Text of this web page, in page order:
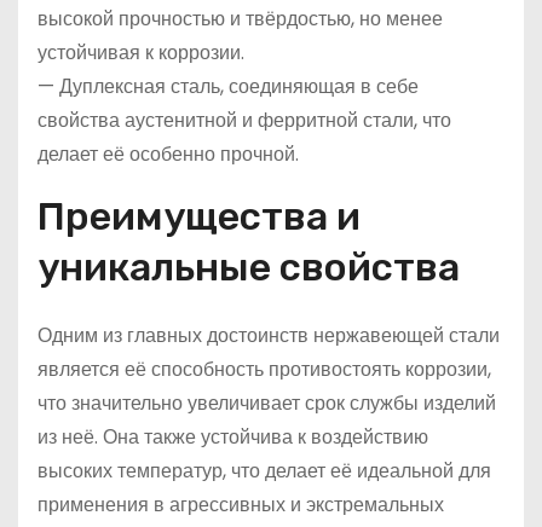
высокой прочностью и твёрдостью, но менее
устойчивая к коррозии.
— Дуплексная сталь, соединяющая в себе
свойства аустенитной и ферритной стали, что
делает её особенно прочной.
Преимущества и
уникальные свойства
Одним из главных достоинств нержавеющей стали
является её способность противостоять коррозии,
что значительно увеличивает срок службы изделий
из неё. Она также устойчива к воздействию
высоких температур, что делает её идеальной для
применения в агрессивных и экстремальных